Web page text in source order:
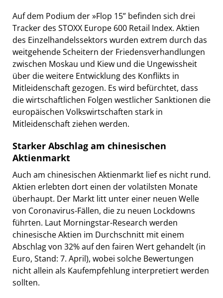
Auf dem Podium der »Flop 15” befinden sich drei
Tracker des STOXX Europe 600 Retail Index. Aktien
des Einzelhandelssektors wurden extrem durch das
weitgehende Scheitern der Friedensverhandlungen
zwischen Moskau und Kiew und die Ungewissheit
über die weitere Entwicklung des Konflikts in
Mitleidenschaft gezogen. Es wird befürchtet, dass
die wirtschaftlichen Folgen westlicher Sanktionen die
europäischen Volkswirtschaften stark in
Mitleidenschaft ziehen werden.
Starker Abschlag am chinesischen
Aktienmarkt
Auch am chinesischen Aktienmarkt lief es nicht rund.
Aktien erlebten dort einen der volatilsten Monate
überhaupt. Der Markt litt unter einer neuen Welle
von Coronavirus-Fällen, die zu neuen Lockdowns
führten. Laut Morningstar-Research werden
chinesische Aktien im Durchschnitt mit einem
Abschlag von 32% auf den fairen Wert gehandelt (in
Euro, Stand: 7. April), wobei solche Bewertungen
nicht allein als Kaufempfehlung interpretiert werden
sollten.